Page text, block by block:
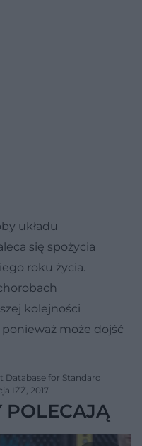
układu
się spożycia
roku życia.
kolejności
może dojść
Database for Standard
IŻŻ, 2017.
POLECAJĄ